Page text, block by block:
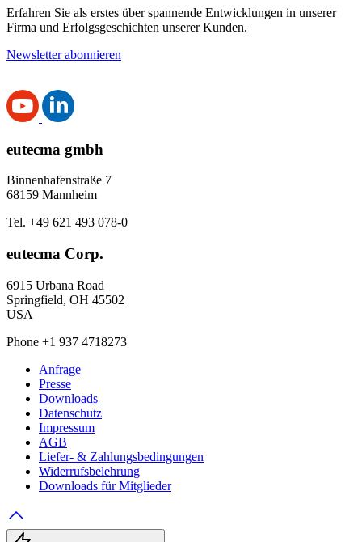
Erfahren Sie als erstes über spannende Entwicklungen in unserer
Firma und Erfolgsgeschichten unserer Kunden.
Newsletter abonnieren
eutecma gmbh
Binnenhafenstraße 7
68159 Mannheim
Tel. +49 621 493 078-0
eutecma Corp.
6915 Urbana Road
Springfield, OH 45502
USA
Phone +1 937 4718273
Anfrage
Presse
Downloads
Datenschutz
Impressum
AGB
Liefer- & Zahlungsbedingungen
Widerrufsbelehrung
Downloads für Mitglieder